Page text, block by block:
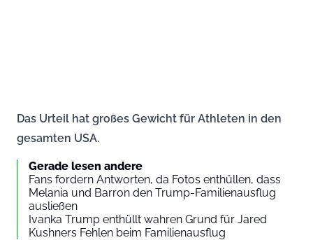
Das Urteil hat großes Gewicht für Athleten in den
gesamten USA.
Gerade lesen andere
Fans fordern Antworten, da Fotos enthüllen, dass
Melania und Barron den Trump-Familienausflug
ausließen
Ivanka Trump enthüllt wahren Grund für Jared
Kushners Fehlen beim Familienausflug